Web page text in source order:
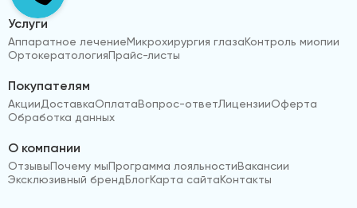
Услуги
Аппаратное лечениеМикрохирургия глазаКонтроль миопии
ОртокератологияПрайс-листы
Покупателям
АкцииДоставкаОплатаВопрос-ответЛицензииОферта
Обработка данных
О компании
ОтзывыПочему мыПрограмма лояльностиВакансии
Эксклюзивный брендБлогКарта сайтаКонтакты